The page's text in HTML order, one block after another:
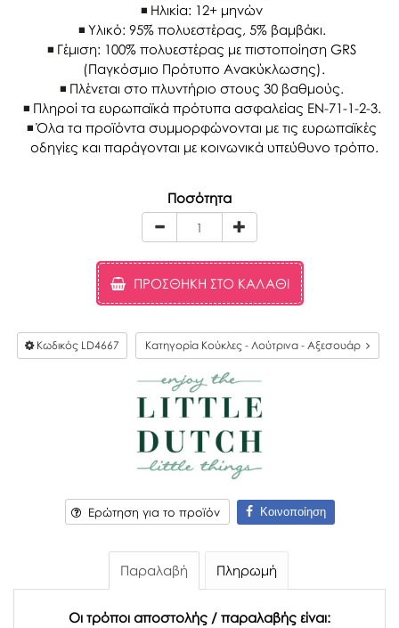
Ηλικία: 12+ μηνών
Υλικό: 95% πολυεστέρας, 5% βαμβάκι.
Γέμιση: 100% πολυεστέρας με πιστοποίηση GRS
(Παγκόσμιο Πρότυπο Ανακύκλωσης).
Πλένεται στο πλυντήριο στους 30 βαθμούς.
Πληροί τα ευρωπαϊκά πρότυπα ασφαλείας EN-71-1-2-3.
Όλα τα προϊόντα συμμορφώνονται με τις ευρωπαϊκές
οδηγίες και παράγονται με κοινωνικά υπεύθυνο τρόπο.
Ποσότητα
ΠΡΟΣΘΉΚΗ ΣΤΟ ΚΑΛΆΘΙ
Κωδικός LD4667 Κατηγορία Κούκλες - Λούτρινα - Αξεσουάρ
Ερώτηση για το προϊόν Κοινοποίηση
Παραλαβή Πληρωμή
Οι τρόποι αποστολής / παραλαβής είναι: